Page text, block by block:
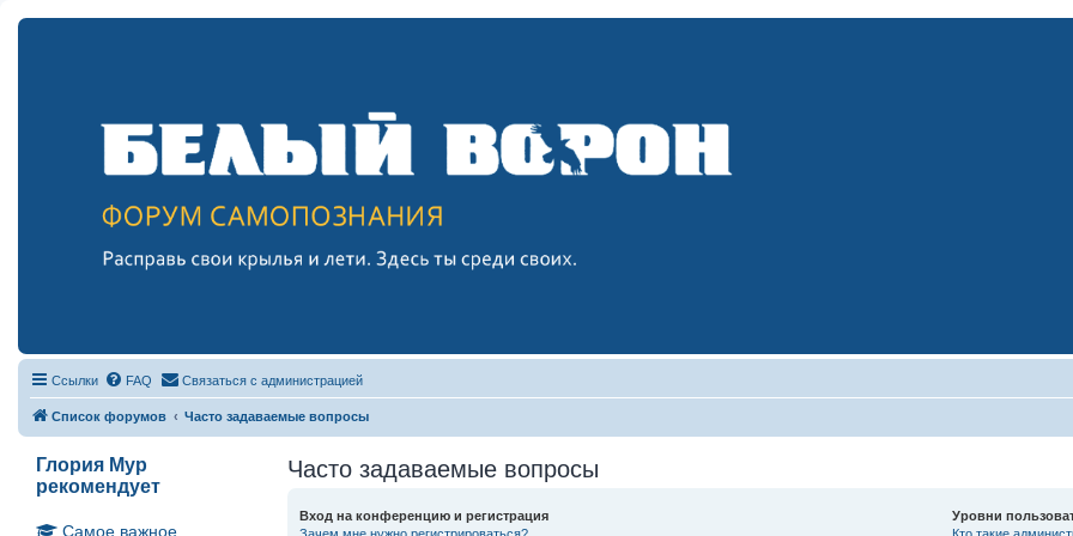
Ссылки FAQ Связаться с администрацией
Список форумов Часто задаваемые вопросы
Глория Мур
рекомендует
Самое важное
Часто задаваемые вопросы
Вход на конференцию и регистрация
Уровни